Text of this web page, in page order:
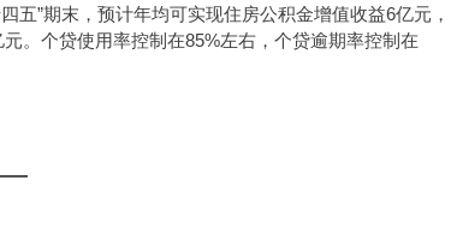
五”期末，预计年均可实现住房公积金增值收益6亿元，
。个贷使用率控制在85%左右，个贷逾期率控制在